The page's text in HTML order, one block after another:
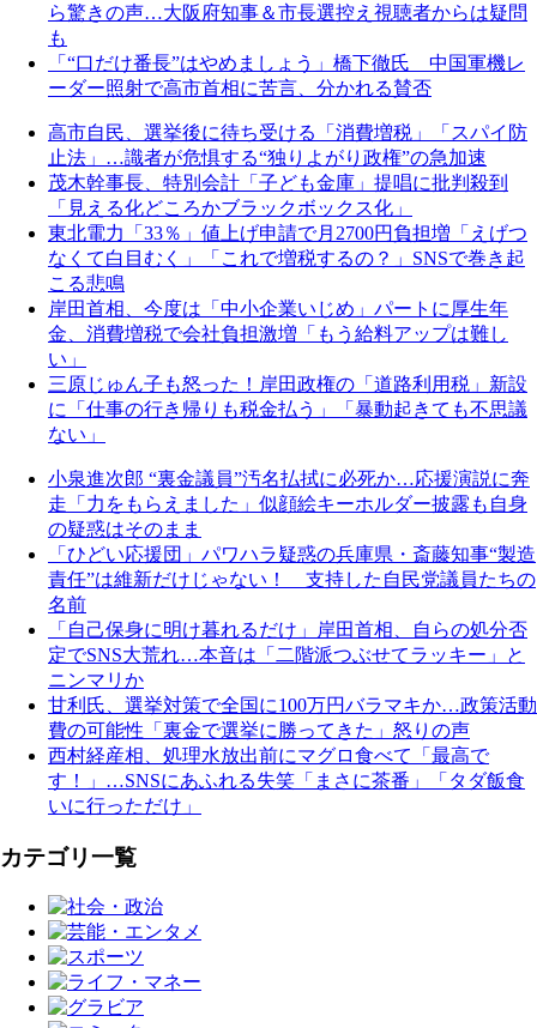
ら驚きの声…大阪府知事＆市長選控え視聴者からは疑問
も
「“口だけ番長”はやめましょう」橋下徹氏 中国軍機レ
ーダー照射で高市首相に苦言、分かれる賛否
高市自民、選挙後に待ち受ける「消費増税」「スパイ防
止法」…識者が危惧する“独りよがり政権”の急加速
茂木幹事長、特別会計「子ども金庫」提唱に批判殺到
「見える化どころかブラックボックス化」
東北電力「33％」値上げ申請で月2700円負担増「えげつ
なくて白目むく」「これで増税するの？」SNSで巻き起
こる悲鳴
岸田首相、今度は「中小企業いじめ」パートに厚生年
金、消費増税で会社負担激増「もう給料アップは難し
い」
三原じゅん子も怒った！岸田政権の「道路利用税」新設
に「仕事の行き帰りも税金払う」「暴動起きても不思議
ない」
小泉進次郎 “裏金議員”汚名払拭に必死か…応援演説に奔
走「力をもらえました」似顔絵キーホルダー披露も自身
の疑惑はそのまま
「ひどい応援団」パワハラ疑惑の兵庫県・斎藤知事“製造
責任”は維新だけじゃない！ 支持した自民党議員たちの
名前
「自己保身に明け暮れるだけ」岸田首相、自らの処分否
定でSNS大荒れ…本音は「二階派つぶせてラッキー」と
ニンマリか
甘利氏、選挙対策で全国に100万円バラマキか…政策活動
費の可能性「裏金で選挙に勝ってきた」怒りの声
西村経産相、処理水放出前にマグロ食べて「最高で
す！」…SNSにあふれる失笑「まさに茶番」「タダ飯食
いに行っただけ」
カテゴリ一覧